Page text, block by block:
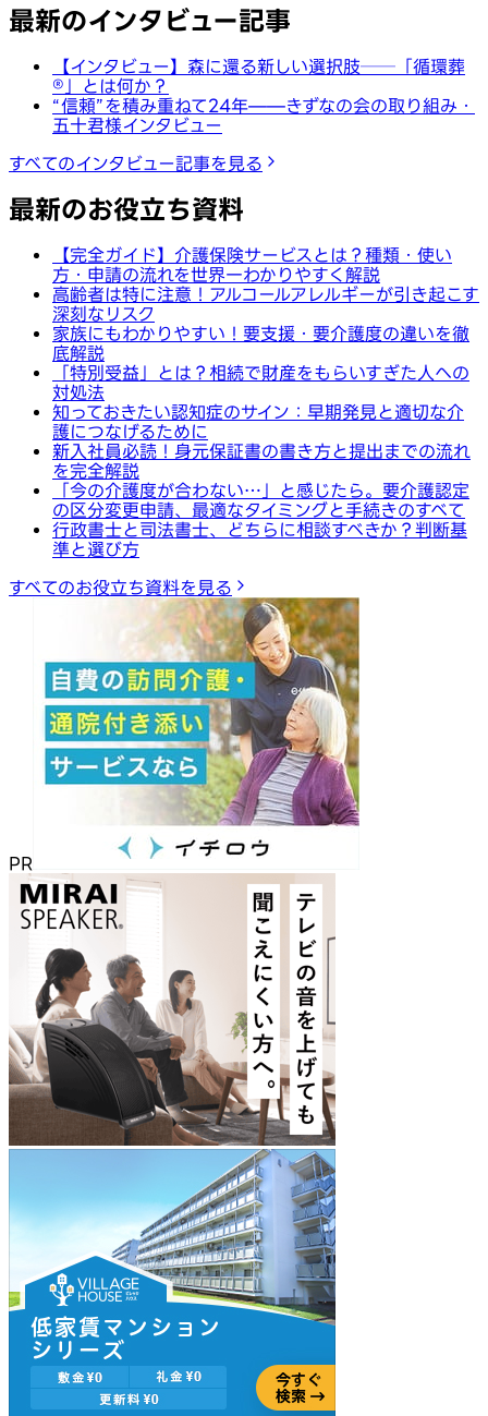
最新のインタビュー記事
【インタビュー】森に還る新しい選択肢──「循環葬
®︎」とは何か？
“信頼”を積み重ねて24年——きずなの会の取り組み・
五十君様インタビュー
すべてのインタビュー記事を見る
最新のお役立ち資料
【完全ガイド】介護保険サービスとは？種類・使い
方・申請の流れを世界一わかりやすく解説
高齢者は特に注意！アルコールアレルギーが引き起こす
深刻なリスク
家族にもわかりやすい！要支援・要介護度の違いを徹
底解説
「特別受益」とは？相続で財産をもらいすぎた人への
対処法
知っておきたい認知症のサイン：早期発見と適切な介
護につなげるために
新入社員必読！身元保証書の書き方と提出までの流れ
を完全解説
「今の介護度が合わない…」と感じたら。要介護認定
の区分変更申請、最適なタイミングと手続きのすべて
行政書士と司法書士、どちらに相談すべきか？判断基
準と選び方
すべてのお役立ち資料を見る
PR